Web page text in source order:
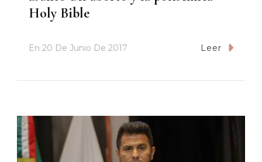
Holy Bible
En 20 De Junio De 2017 Leer